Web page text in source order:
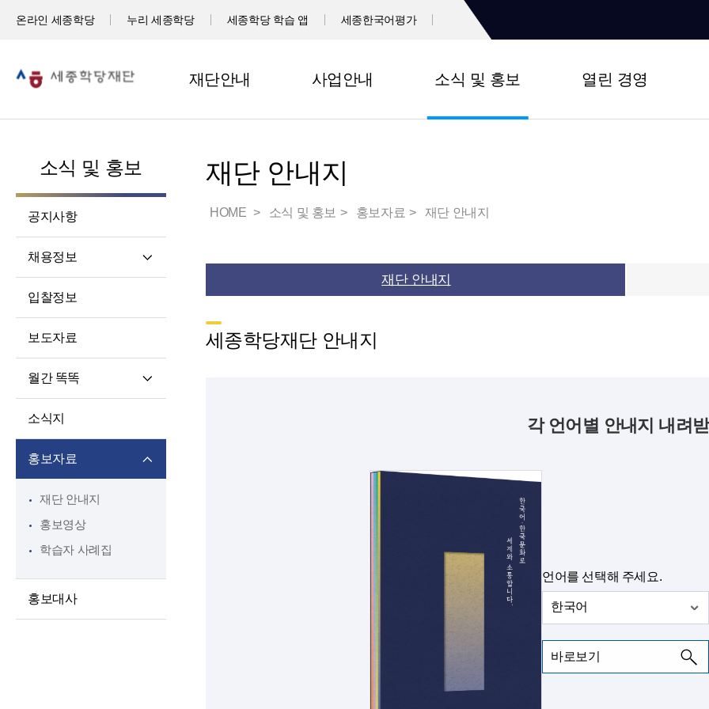
온라인 세종학당 누리 세종학당 세종학당 학습 앱 세종한국어평가
재단안내 사업안내 소식 및 홍보 열린 경영
소식 및 홍보
공지사항
채용정보
입찰정보
보도자료
월간 똑똑
소식지
홍보자료
재단 안내지
홍보영상
학습자 사례집
홍보대사
재단 안내지
HOME 소식 및 홍보 홍보자료 재단 안내지
재단 안내지
세종학당재단 안내지
각 언어별 안내지 내려받
언어를 선택해 주세요.
한국어
바로보기